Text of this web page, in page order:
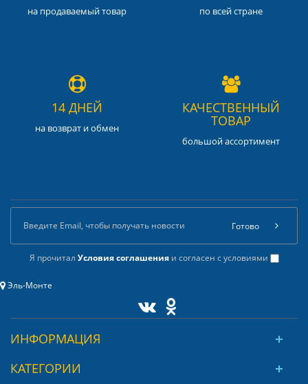
на продаваемый товар по всей стране
14 ДНЕЙ
на возврат и обмен
КАЧЕСТВЕННЫЙ
ТОВАР
большой ассортимент
Я прочитал Условия соглашенияи согласен с условиями
Готово
Эль-Монте
ИНФОРМАЦИЯ
КАТЕГОРИИ